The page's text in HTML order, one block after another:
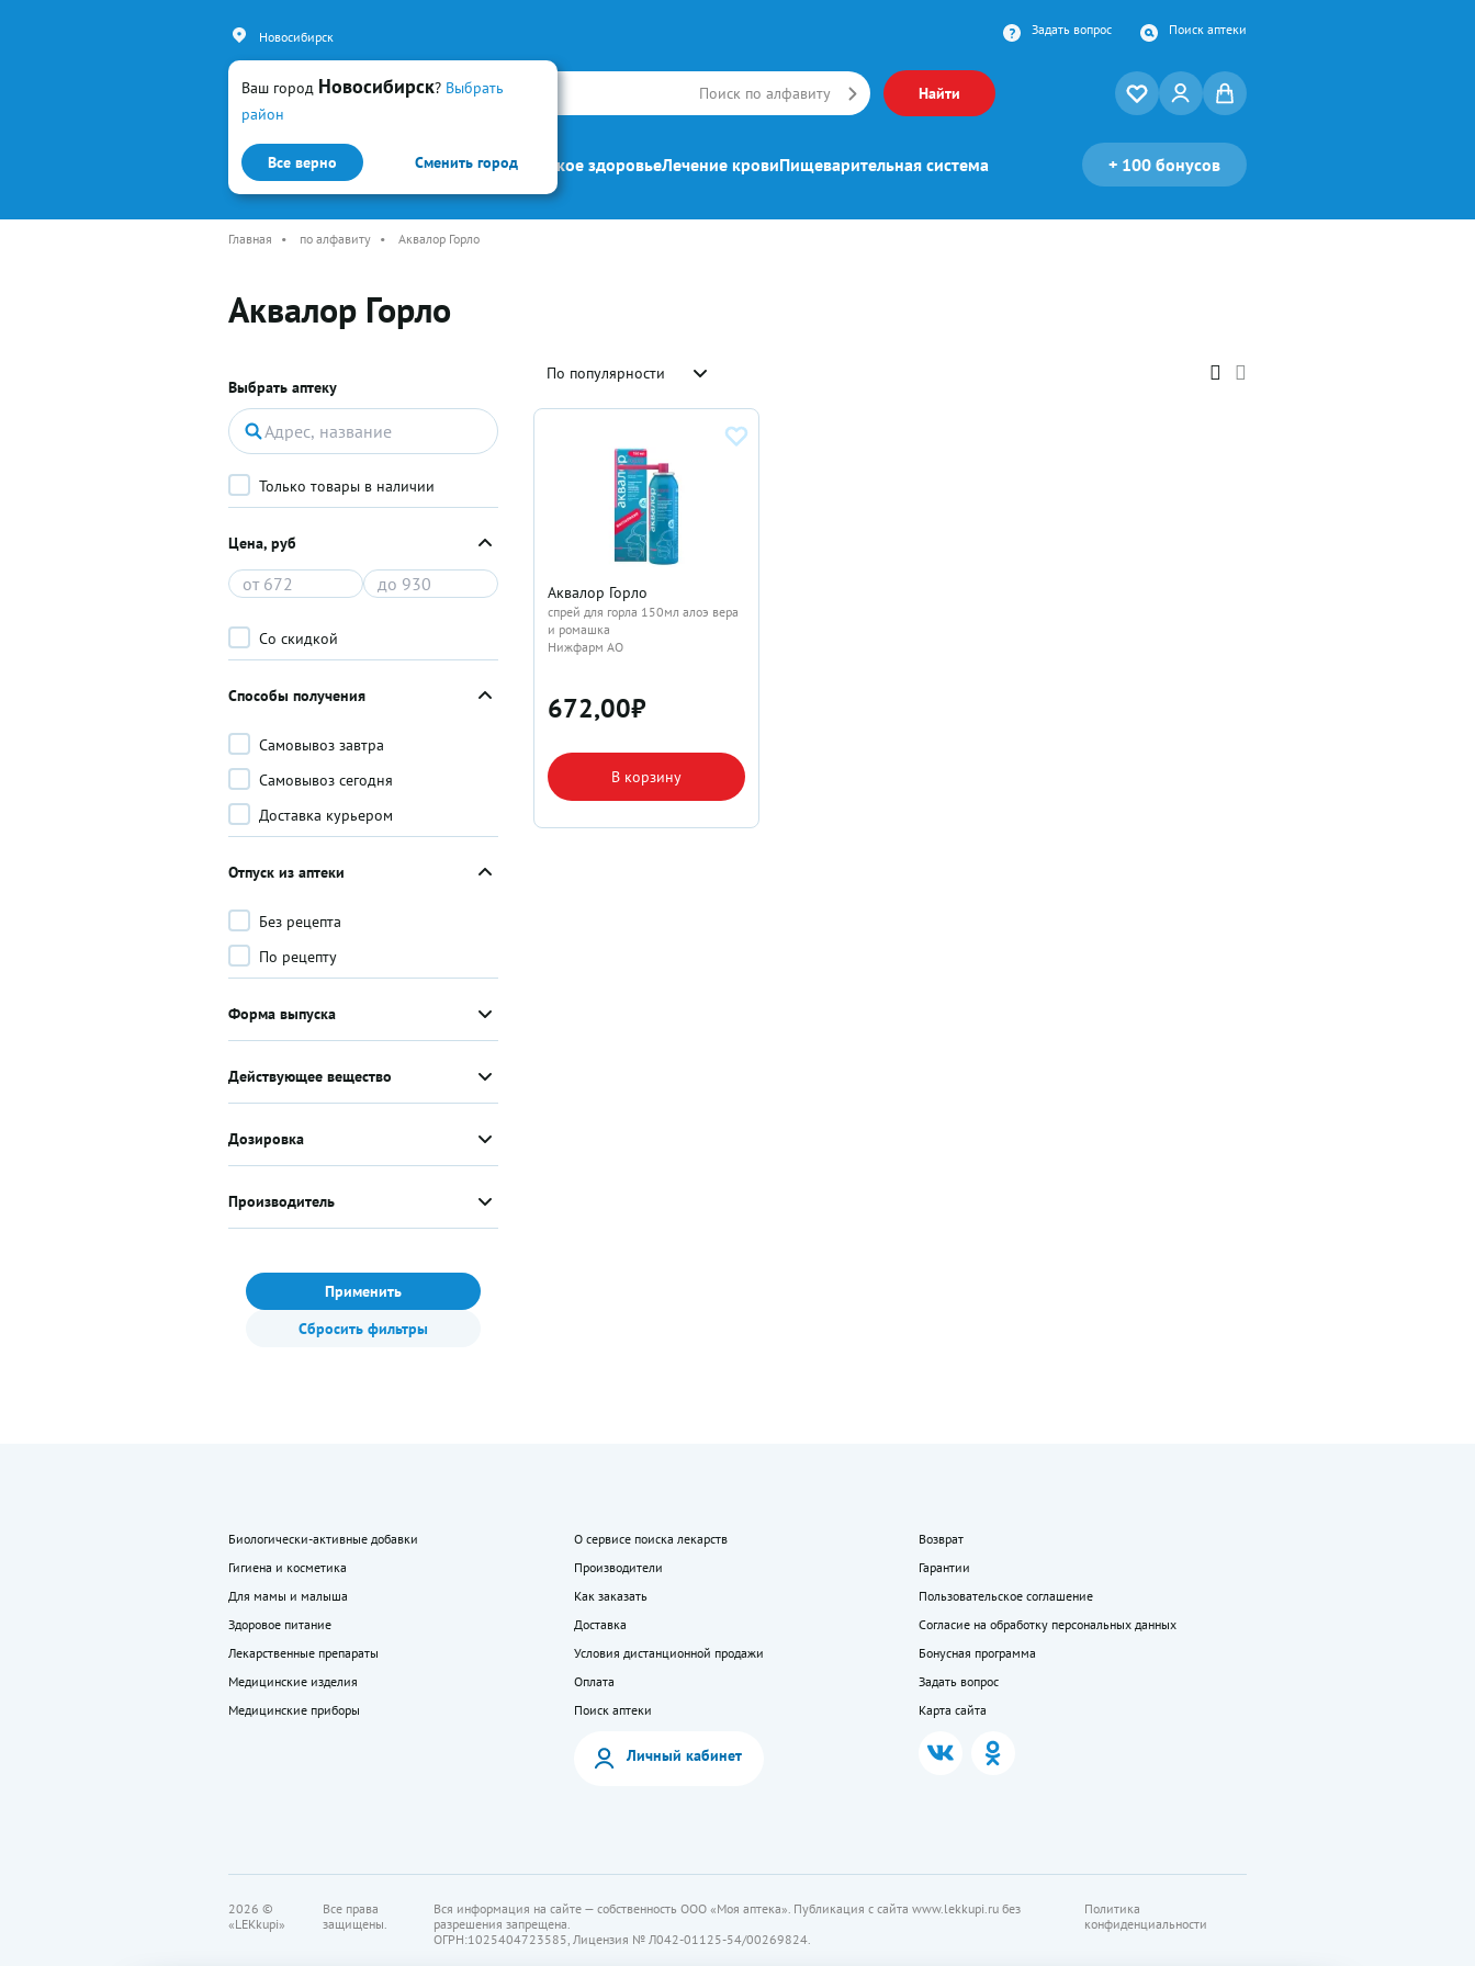
Ваш город Новосибирск? Выбрать
район
Все верно Сменить город
Новосибирск Задать вопрос Поиск аптеки
Искать Поиск по алфавиту Найти
Каталог Простуда и гриппЖенское здоровьеЛечение кровиПищеварительная система + 100 бонусов
Главная • по алфавиту • Аквалор Горло
Аквалор Горло
Выбрать аптеку
Только товары в наличии
Цена, руб
Со скидкой
Способы получения
Самовывоз завтра
Самовывоз сегодня
Доставка курьером
Отпуск из аптеки
Без рецепта
По рецепту
Форма выпуска
Действующее вещество
Дозировка
Производитель
Применить
Сбросить фильтры
По популярности
Аквалор Горло
спрей для горла 150мл алоэ вера
и ромашка
Нижфарм АО
672,00₽
В корзину
Биологически-активные добавки
Гигиена и косметика
Для мамы и малыша
Здоровое питание
Лекарственные препараты
Медицинские изделия
Медицинские приборы
О сервисе поиска лекарств
Производители
Как заказать
Доставка
Условия дистанционной продажи
Оплата
Поиск аптеки
Возврат
Гарантии
Пользовательское соглашение
Согласие на обработку персональных данных
Бонусная программа
Задать вопрос
Карта сайта
Личный кабинет
2026 ©
«LEKkupi»
Все права
защищены.
Вся информация на сайте — собственность ООО «Моя аптека». Публикация с сайта www.lekkupi.ru без
разрешения запрещена.
ОГРН:1025404723585, Лицензия № Л042-01125-54/00269824.
Политика
конфиденциальности